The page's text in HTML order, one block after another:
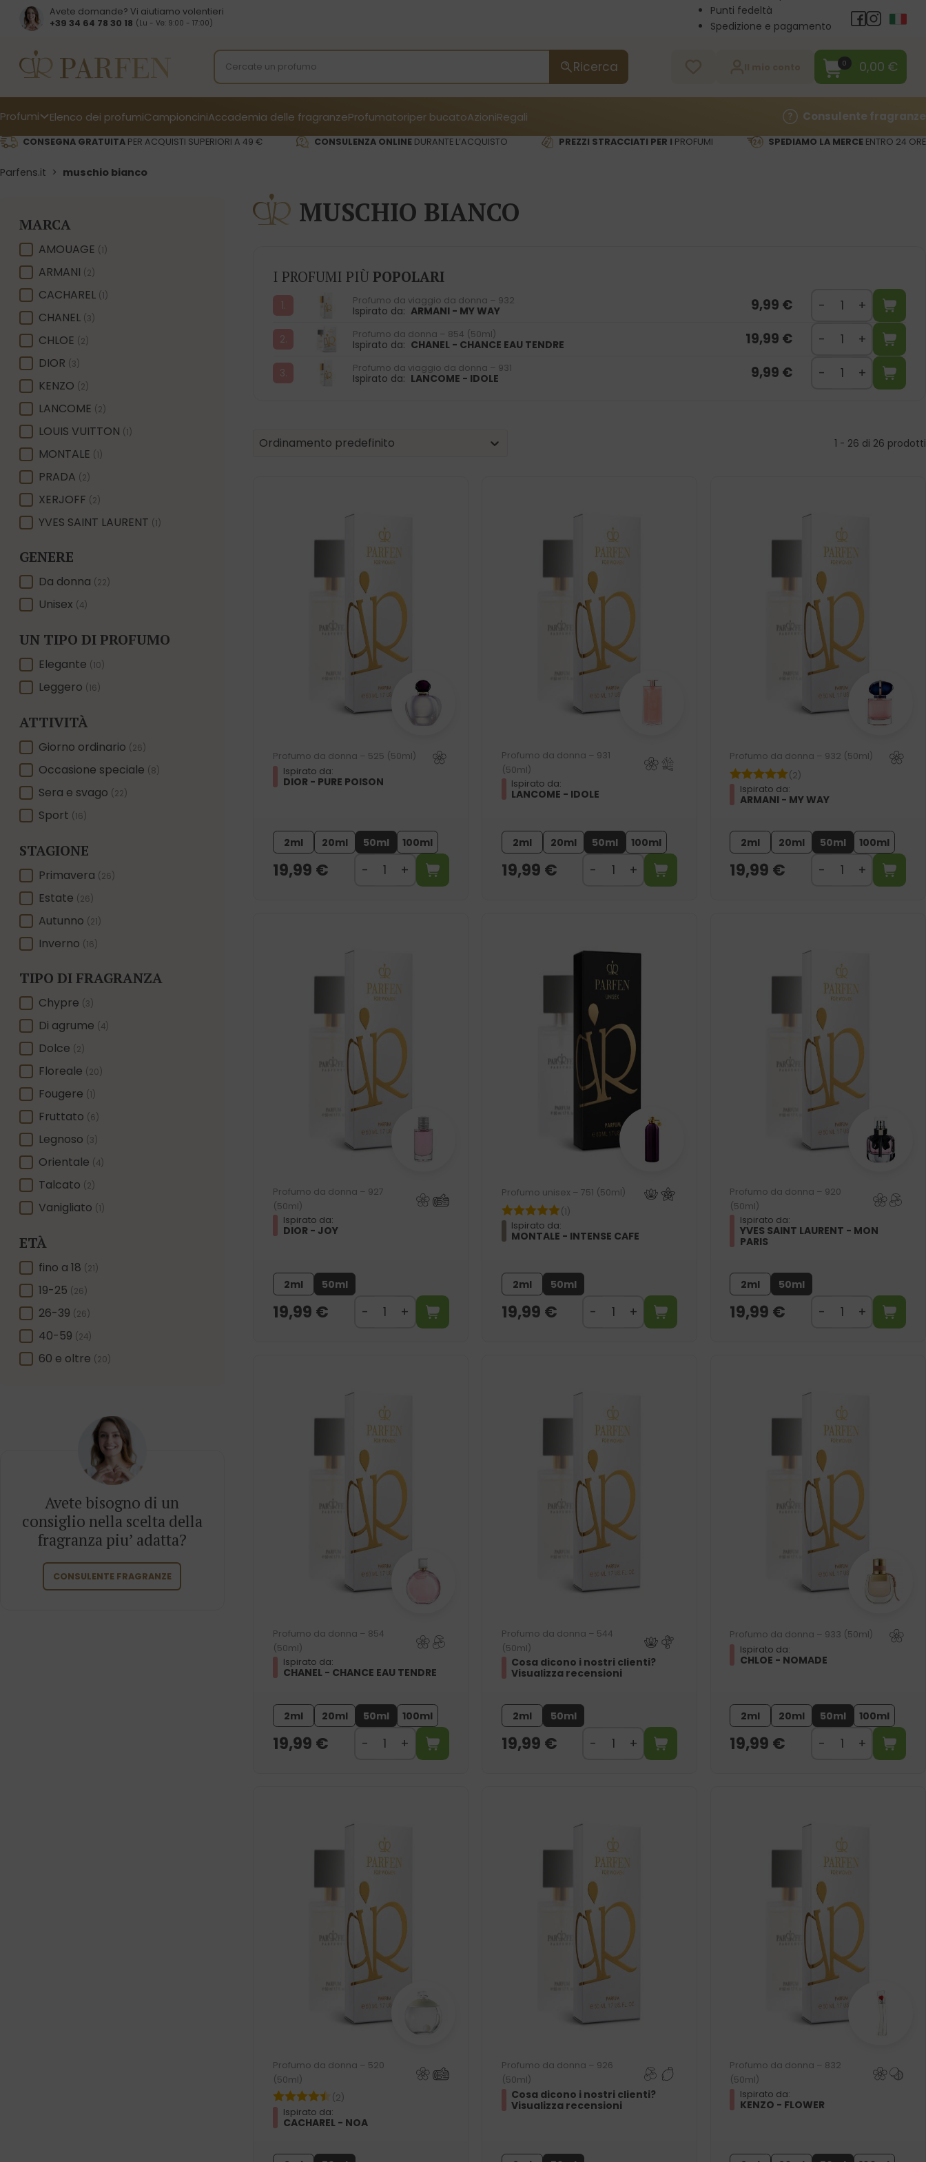
Avete domande? Vi aiutiamo volentieri
+39 34 64 78 30 18 (Lu - Ve: 9:00 - 17:00)
Punti fedeltà
Spedizione e pagamento
Ricerca 0 0,00 €
Profumi Elenco dei profumiCampionciniAccademia delle fragranzeProfumatoriper bucatoAzioniRegali Consulente fragranze
CONSEGNA GRATUITA PER ACQUISTI SUPERIORI A 49 € CONSULENZA ONLINEDURANTE L’ACQUISTO PREZZI STRACCIATI PER I PROFUMI SPEDIAMO LA MERCE ENTRO 24 ORE
Parfens.it > muschio bianco
MARCA
MARCA
AMOUAGE (1)
ARMANI (2)
CACHAREL (1)
CHANEL (3)
CHLOE (2)
DIOR (3)
KENZO (2)
LANCOME (2)
LOUIS VUITTON (1)
MONTALE (1)
PRADA (2)
XERJOFF (2)
YVES SAINT LAURENT (1)
GENERE
GENERE
Da donna (22)
Unisex (4)
UN TIPO DI PROFUMO
UN TIPO DI PROFUMO
Elegante (10)
Leggero (16)
ATTIVITÀ
ATTIVITÀ
Giorno ordinario (26)
Occasione speciale (8)
Sera e svago (22)
Sport (16)
STAGIONE
STAGIONE
Primavera (26)
Estate (26)
Autunno (21)
Inverno (16)
TIPO DI FRAGRANZA
TIPO DI FRAGRANZA
Chypre (3)
Di agrume (4)
Dolce (2)
Floreale (20)
Fougere (1)
Fruttato (6)
Legnoso (3)
Orientale (4)
Talcato (2)
Vanigliato (1)
ETÀ
ETÀfino a 18 (21)
19-25 (26)
26-39 (26)
40-59 (24)
60 e oltre (20)
Avete bisogno di un
consiglio nella scelta della
fragranza piu’ adatta?
CONSULENTE FRAGRANZE
MUSCHIO BIANCO
I PROFUMI PIÙ POPOLARI
Profumo da viaggio da donna – 932
Ispirato da: ARMANI - MY WAY 9,99 €
Profumo da donna – 854 (50ml)
Ispirato da: CHANEL - CHANCE EAU TENDRE 19,99 €
Profumo da viaggio da donna – 931
Ispirato da: LANCOME - IDOLE 9,99 €
Product | Sorting
Sort content
Ordinamento predefinito
Sort content 1 - 26 di 26 prodotti
Profumo da donna – 525 (50ml)
Ispirato da:
DIOR - PURE POISON
2ml 20ml 50ml 100ml
19,99 €
Profumo da donna – 931
(50ml)
Ispirato da:
LANCOME - IDOLE
2ml 20ml 50ml 100ml
19,99 €
Profumo da donna – 932 (50ml)
(2)
Ispirato da:
ARMANI - MY WAY
2ml 20ml 50ml 100ml
19,99 €
Profumo da donna – 927
(50ml)
Ispirato da:
DIOR - JOY
2ml 50ml
19,99 €
Profumo unisex – 751 (50ml)
(1)
Ispirato da:
MONTALE - INTENSE CAFE
2ml 50ml
19,99 €
Profumo da donna – 920
(50ml)
Ispirato da:
YVES SAINT LAURENT - MON
PARIS
2ml 50ml
19,99 €
Profumo da donna – 854
(50ml)
Ispirato da:
CHANEL - CHANCE EAU TENDRE
2ml 20ml 50ml 100ml
19,99 €
Profumo da donna – 544
(50ml)
Cosa dicono i nostri clienti?
Visualizza recensioni
2ml 50ml
19,99 €
Profumo da donna – 933 (50ml)
Ispirato da:
CHLOE - NOMADE
2ml 20ml 50ml 100ml
19,99 €
Profumo da donna – 520
(50ml)
(2)
Ispirato da:
CACHAREL - NOA
Profumo da donna – 926
(50ml)
Cosa dicono i nostri clienti?
Visualizza recensioni
Profumo da donna – 832
(50ml)
Ispirato da:
KENZO - FLOWER